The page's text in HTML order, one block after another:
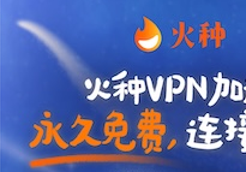
支持 [0]